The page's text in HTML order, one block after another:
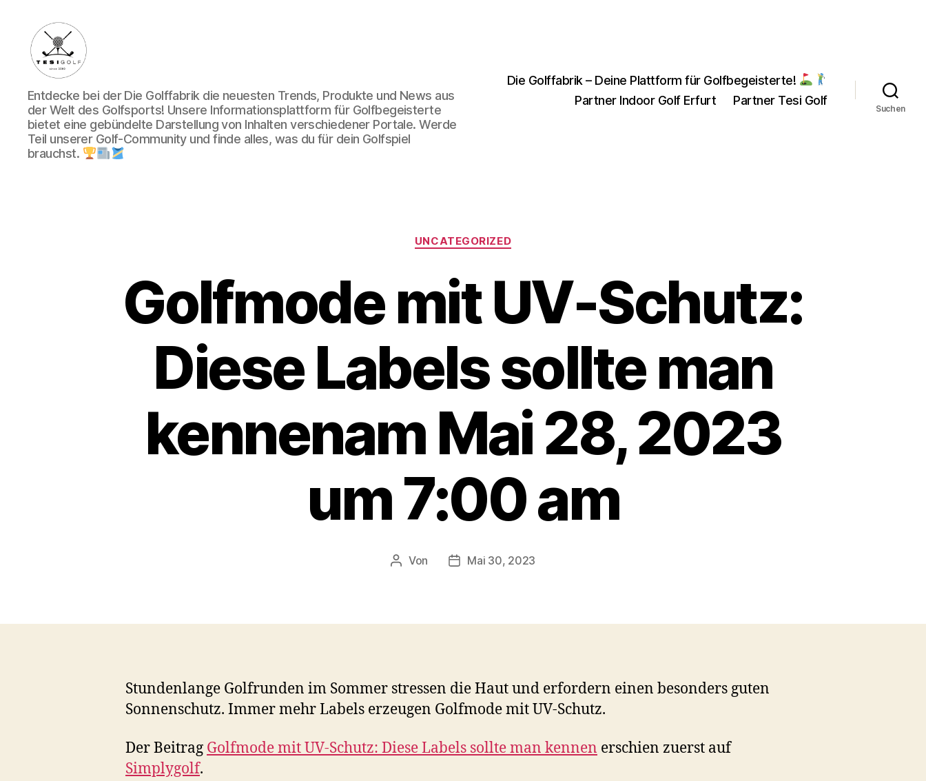
Die
Golffabrik
-
Deine
Plattform
Entdecke bei der Die Golffabrik die neuesten Trends, Produkte und News aus
der Welt des Golfsports! Unsere Informationsplattform für Golfbegeisterte
bietet eine gebündelte Darstellung von Inhalten verschiedener Portale. Werde
Teil unserer Golf-Community und finde alles, was du für dein Golfspiel
brauchst.
Die Golffabrik – Deine Plattform für Golfbegeisterte!
Partner Indoor Golf Erfurt
Partner Tesi Golf
Suchen
Kategorien
UNCATEGORIZED
Golfmode mit UV-Schutz:
Diese Labels sollte man
kennenam Mai 28, 2023
um 7:00 am
Beitragsautor
Von Veröffentlichungsdatum
Mai 30, 2023
Stundenlange Golfrunden im Sommer stressen die Haut und erfordern einen besonders guten
Sonnenschutz. Immer mehr Labels erzeugen Golfmode mit UV-Schutz.
Der Beitrag Golfmode mit UV-Schutz: Diese Labels sollte man kennen erschien zuerst auf
Simplygolf.